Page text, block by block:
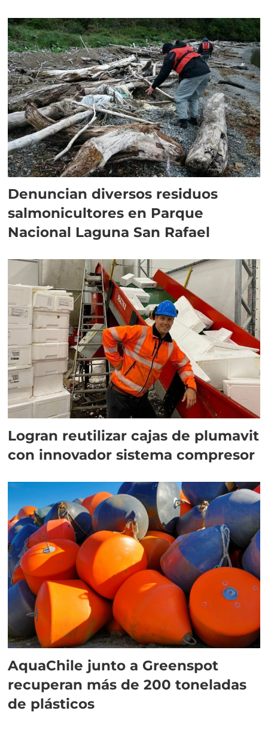
Denuncian diversos residuos
salmonicultores en Parque
Nacional Laguna San Rafael
Logran reutilizar cajas de plumavit
con innovador sistema compresor
AquaChile junto a Greenspot
recuperan más de 200 toneladas
de plásticos